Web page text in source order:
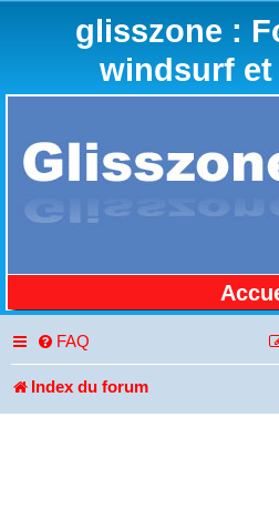
glisszone :
windsurf
FAQ
Index du forum